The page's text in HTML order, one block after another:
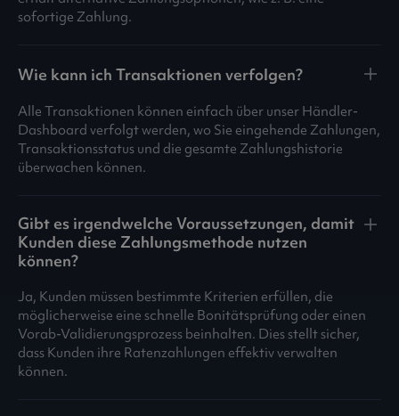
sofortige Zahlung.
Wie kann ich Transaktionen verfolgen?
Alle Transaktionen können einfach über unser Händler-
Dashboard verfolgt werden, wo Sie eingehende Zahlungen,
Transaktionsstatus und die gesamte Zahlungshistorie
überwachen können.
Gibt es irgendwelche Voraussetzungen, damit
Kunden diese Zahlungsmethode nutzen
können?
Ja, Kunden müssen bestimmte Kriterien erfüllen, die
möglicherweise eine schnelle Bonitätsprüfung oder einen
Vorab-Validierungsprozess beinhalten. Dies stellt sicher,
dass Kunden ihre Ratenzahlungen effektiv verwalten
können.